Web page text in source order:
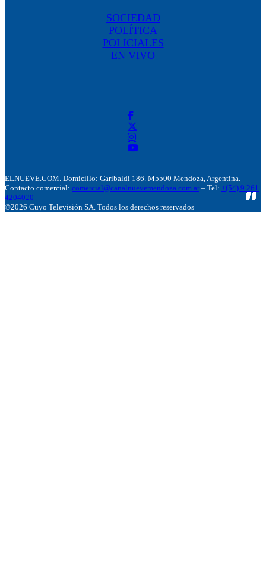
SOCIEDAD
POLÍTICA
POLICIALES
EN VIVO
ELNUEVE.COM. Domicillo: Garibaldi 186. M5500 Mendoza, Argentina.
Contacto comercial: comercial@canalnuevemendoza.com.ar – Tel: +(54) 9 261
4204020
©2026 Cuyo Televisión SA. Todos los derechos reservados